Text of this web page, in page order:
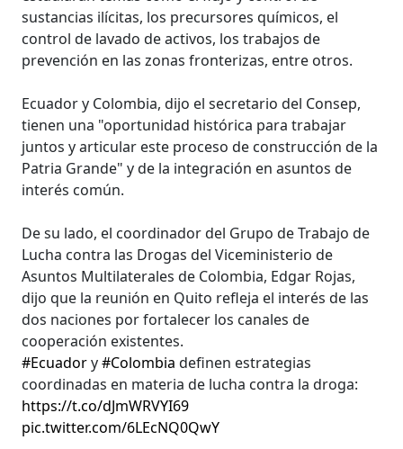
sustancias ilícitas, los precursores químicos, el
control de lavado de activos, los trabajos de
prevención en las zonas fronterizas, entre otros.
Ecuador y Colombia, dijo el secretario del Consep,
tienen una "oportunidad histórica para trabajar
juntos y articular este proceso de construcción de la
Patria Grande" y de la integración en asuntos de
interés común.
De su lado, el coordinador del Grupo de Trabajo de
Lucha contra las Drogas del Viceministerio de
Asuntos Multilaterales de Colombia, Edgar Rojas,
dijo que la reunión en Quito refleja el interés de las
dos naciones por fortalecer los canales de
cooperación existentes.
#Ecuadory#Colombia definen estrategias
coordinadas en materia de lucha contra la droga:
https://t.co/dJmWRVYI69
pic.twitter.com/6LEcNQ0QwY